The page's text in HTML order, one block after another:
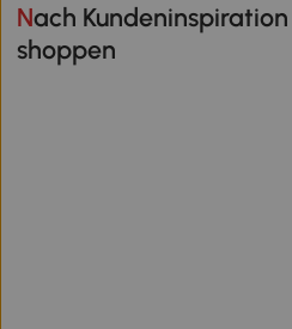
Nach Kundeninspiration
shoppen